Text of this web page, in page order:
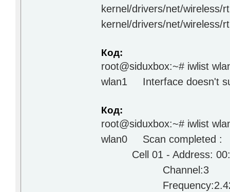
kernel/drivers/net/wireless/
kernel/drivers/net/wireless/
Код:
root@siduxbox:~# iwlist
wlan1 Interface doesn't
Код:
root@siduxbox:~# iwlist
wlan0 Scan
Cell 01 - Address:
Frequency:2.422